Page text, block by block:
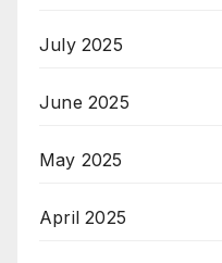
July 2025
June 2025
May 2025
April 2025